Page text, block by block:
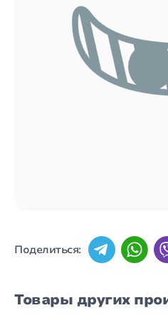
Поделиться:
Товары других